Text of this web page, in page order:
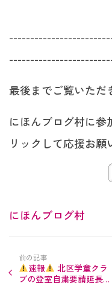
最後までご覧いただ
にほんブログ村に参
リックして応援お願
にほんブログ村
前の記事
速報
北区学童クラ
ブの登室自粛要請延長、